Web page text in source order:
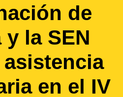
de
y la SEN
en el IV